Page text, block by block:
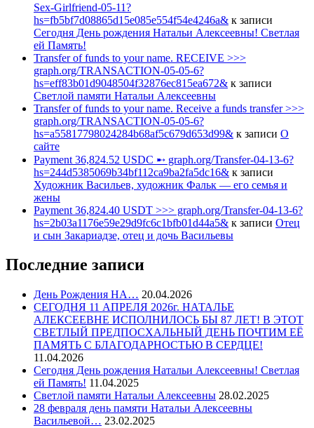
Sex-Girlfriend-05-11?
hs=fb5bf7d08865d15e085e554f54e4246a& к записи
Сегодня День рождения Натальи Алексеевны! Светлая
ей Память!
Transfer of funds to your name. RECEIVE >>>
graph.org/TRANSACTION-05-05-6?
hs=eff83b01d9048504f32876ec815ea672& к записи
Светлой памяти Натальи Алексеевны
Transfer of funds to your name. Receive a funds transfer >>>
graph.org/TRANSACTION-05-05-6?
hs=a55817798024284b68af5c679d653d99& к записи О
сайте
Payment 36,824.52 USDC ➸ graph.org/Transfer-04-13-6?
hs=244d5385069b34bf112ca9ba2fa5dc16& к записи
Художник Васильев, художник Фальк — его семья и
жены
Payment 36,824.40 USDT >>> graph.org/Transfer-04-13-6?
hs=2b03a1176e59e29d9fc6c1bfb01d44a5& к записи Отец
и сын Закариадзе, отец и дочь Васильевы
Последние записи
День Рождения НА… 20.04.2026
СЕГОДНЯ 11 АПРЕЛЯ 2026г. НАТАЛЬЕ
АЛЕКСЕЕВНЕ ИСПОЛНИЛОСЬ БЫ 87 ЛЕТ! В ЭТОТ
СВЕТЛЫЙ ПРЕДПОСХАЛЬНЫЙ ДЕНЬ ПОЧТИМ ЕЁ
ПАМЯТЬ С БЛАГОДАРНОСТЬЮ В СЕРДЦЕ!
11.04.2026
Сегодня День рождения Натальи Алексеевны! Светлая
ей Память! 11.04.2025
Светлой памяти Натальи Алексеевны 28.02.2025
28 февраля день памяти Натальи Алексеевны
Васильевой… 23.02.2025